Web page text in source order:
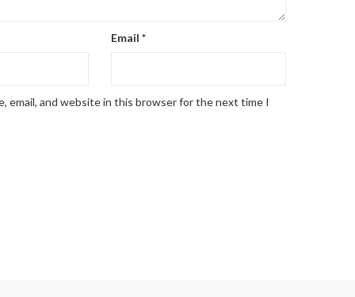
Email *
email, and website in this browser for the next time I